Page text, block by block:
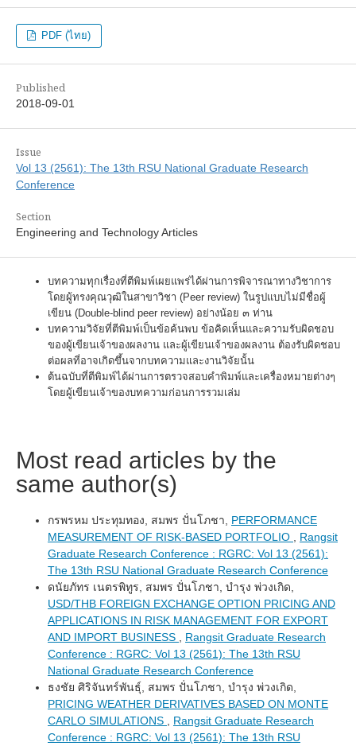
PDF (ไทย)
Published
2018-09-01
Issue
Vol 13 (2561): The 13th RSU National Graduate Research
Conference
Section
Engineering and Technology Articles
บทความทุกเรื่องที่ตีพิมพ์เผยแพร่ได้ผ่านการพิจารณาทางวิชาการ
โดยผู้ทรงคุณวุฒิในสาขาวิชา (Peer review) ในรูปแบบไม่มีชื่อผู้
เขียน (Double-blind peer review) อย่างน้อย ๓ ท่าน
บทความวิจัยที่ตีพิมพ์เป็นข้อค้นพบ ข้อคิดเห็นและความรับผิดชอบ
ของผู้เขียนเจ้าของผลงาน และผู้เขียนเจ้าของผลงาน ต้องรับผิดชอบ
ต่อผลที่อาจเกิดขึ้นจากบทความและงานวิจัยนั้น
ต้นฉบับที่ตีพิมพ์ได้ผ่านการตรวจสอบคำพิมพ์และเครื่องหมายต่างๆ
โดยผู้เขียนเจ้าของบทความก่อนการรวมเล่ม
Most read articles by the
same author(s)
กรพรหม ประทุมทอง, สมพร ปั่นโภชา, PERFORMANCE
MEASUREMENT OF RISK-BASED PORTFOLIO
Rangsit
Graduate Research Conference : RGRC: Vol 13 (2561):
The 13th RSU National Graduate Research Conference
ดนัยภัทร เนตรพิทูร, สมพร ปั่นโภชา, บำรุง พ่วงเกิด,
USD/THB FOREIGN EXCHANGE OPTION PRICING AND
APPLICATIONS IN RISK MANAGEMENT FOR EXPORT
AND IMPORT BUSINESS
Rangsit Graduate Research
Conference : RGRC: Vol 13 (2561): The 13th RSU
National Graduate Research Conference
ธงชัย ศิริจันทร์พันธุ์, สมพร ปั่นโภชา, บำรุง พ่วงเกิด,
PRICING WEATHER DERIVATIVES BASED ON MONTE
CARLO SIMULATIONS
Rangsit Graduate Research
Conference : RGRC: Vol 13 (2561): The 13th RSU